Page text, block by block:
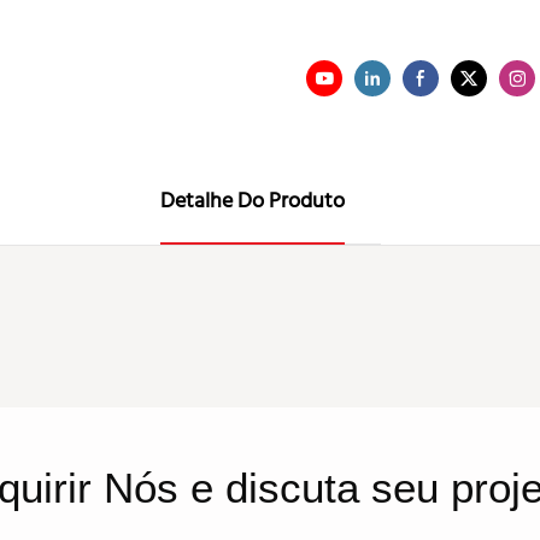
Detalhe Do Produto
Nós e discuta seu